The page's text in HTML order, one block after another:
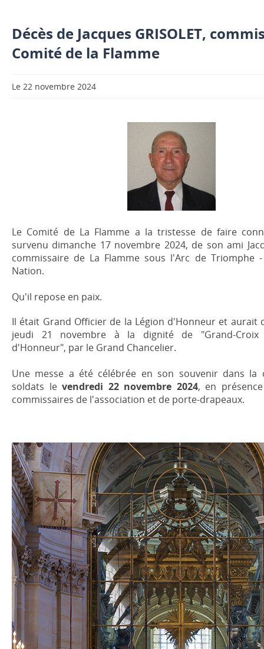
Décès de Jacques GRISOLET,
Comité de la Flamme
Le 22 novembre 2024
Le Comité de La Flamme a la tristesse de faire
survenu dimanche 17 novembre 2024, de son ami
commissaire de La Flamme sous l'Arc de Triomphe
Nation.
Qu'il repose en paix.
Il était Grand Officier de la Légion d'Honneur et aurait
jeudi 21 novembre à la dignité de "Grand-
d'Honneur", par le Grand Chancelier.
Une messe a été célébrée en son souvenir dans la
soldats levendredi 22 novembre 2024, en
commissaires de l'association et de porte-drapeaux.